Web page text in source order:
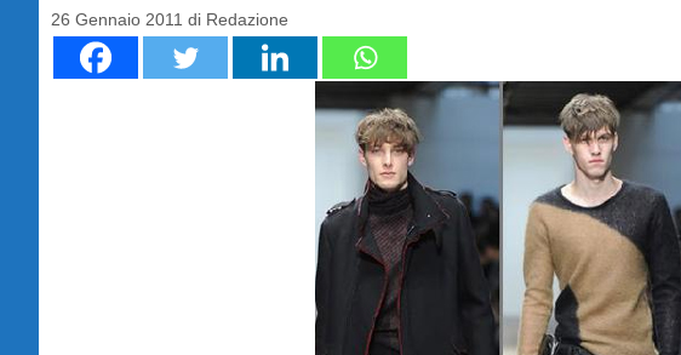
26 Gennaio 2011 di Redazione